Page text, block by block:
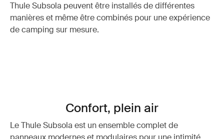
Thule Subsola peuvent être installés de différentes
manières et même être combinés pour une expérience
de camping sur mesure.
Confort, plein air
Le Thule Subsola est un ensemble complet de